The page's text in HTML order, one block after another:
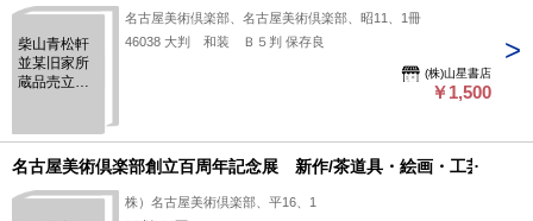
柴山青松軒
並某旧家所
蔵品売立
名古屋美術倶楽部、名古屋美術倶楽部、昭11、1冊
46038 大判 和装 Ｂ５判 保存良
(株)山星書店
￥1,500
名古屋美術倶楽部創立百周年記念展 新作/茶道具・絵画・工芸
株）名古屋美術倶楽部、平16、1